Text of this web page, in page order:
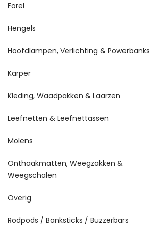
Forel
Hengels
Hoofdlampen, Verlichting & Powerbanks
Karper
Kleding, Waadpakken & Laarzen
Leefnetten & Leefnettassen
Molens
Onthaakmatten, Weegzakken &
Weegschalen
Overig
Rodpods / Banksticks / Buzzerbars